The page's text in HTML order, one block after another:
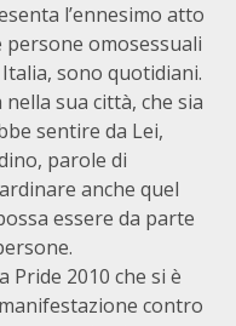
l’ennesimo atto
omosessuali
sono quotidiani.
sua città, che sia
sentire da Lei,
parole di
anche quel
essere da parte
Pride 2010 che si è
contro